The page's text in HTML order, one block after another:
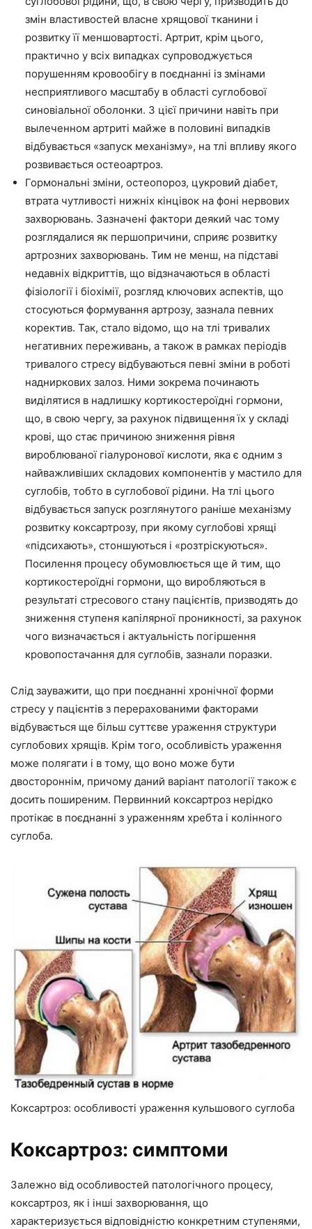
змін властивостей власне хрящової тканини і
розвитку її меншовартості. Артрит, крім цього,
практично у всіх випадках супроводжується
порушенням кровообігу в поєднанні із змінами
несприятливого масштабу в області суглобової
синовіальної оболонки. З цієї причини навіть при
вылеченном артриті майже в половині випадків
відбувається «запуск механізму», на тлі впливу якого
розвивається остеоартроз.
Гормональні зміни, остеопороз, цукровий діабет,
втрата чутливості нижніх кінцівок на фоні нервових
захворювань. Зазначені фактори деякий час тому
розглядалися як першопричини, сприяє розвитку
артрозних захворювань. Тим не менш, на підставі
недавніх відкриттів, що відзначаються в області
фізіології і біохімії, розгляд ключових аспектів, що
стосуються формування артрозу, зазнала певних
коректив. Так, стало відомо, що на тлі тривалих
негативних переживань, а також в рамках періодів
тривалого стресу відбуваються певні зміни в роботі
надниркових залоз. Ними зокрема починають
виділятися в надлишку кортикостероїдні гормони,
що, в свою чергу, за рахунок підвищення їх у складі
крові, що стає причиною зниження рівня
вироблюваної гіалуронової кислоти, яка є одним з
найважливіших складових компонентів у мастило для
суглобів, тобто в суглобової рідини. На тлі цього
відбувається запуск розглянутого раніше механізму
розвитку коксартрозу, при якому суглобові хрящі
«підсихають», стоншуються і «розтріскуються».
Посилення процесу обумовлюється ще й тим, що
кортикостероїдні гормони, що виробляються в
результаті стресового стану пацієнтів, призводять до
зниження ступеня капілярної проникності, за рахунок
чого визначається і актуальність погіршення
кровопостачання для суглобів, зазнали поразки.
Слід зауважити, що при поєднанні хронічної форми
стресу у пацієнтів з перерахованими факторами
відбувається ще більш суттєве ураження структури
суглобових хрящів. Крім того, особливість ураження
може полягати і в тому, що воно може бути
двостороннім, причому даний варіант патології також є
досить поширеним. Первинний коксартроз нерідко
протікає в поєднанні з ураженням хребта і колінного
суглоба.
Коксартроз: особливості ураження кульшового суглоба
Коксартроз: симптоми
Залежно від особливостей патологічного процесу,
коксартроз, як і інші захворювання, що
характеризується відповідністю конкретним ступенями,